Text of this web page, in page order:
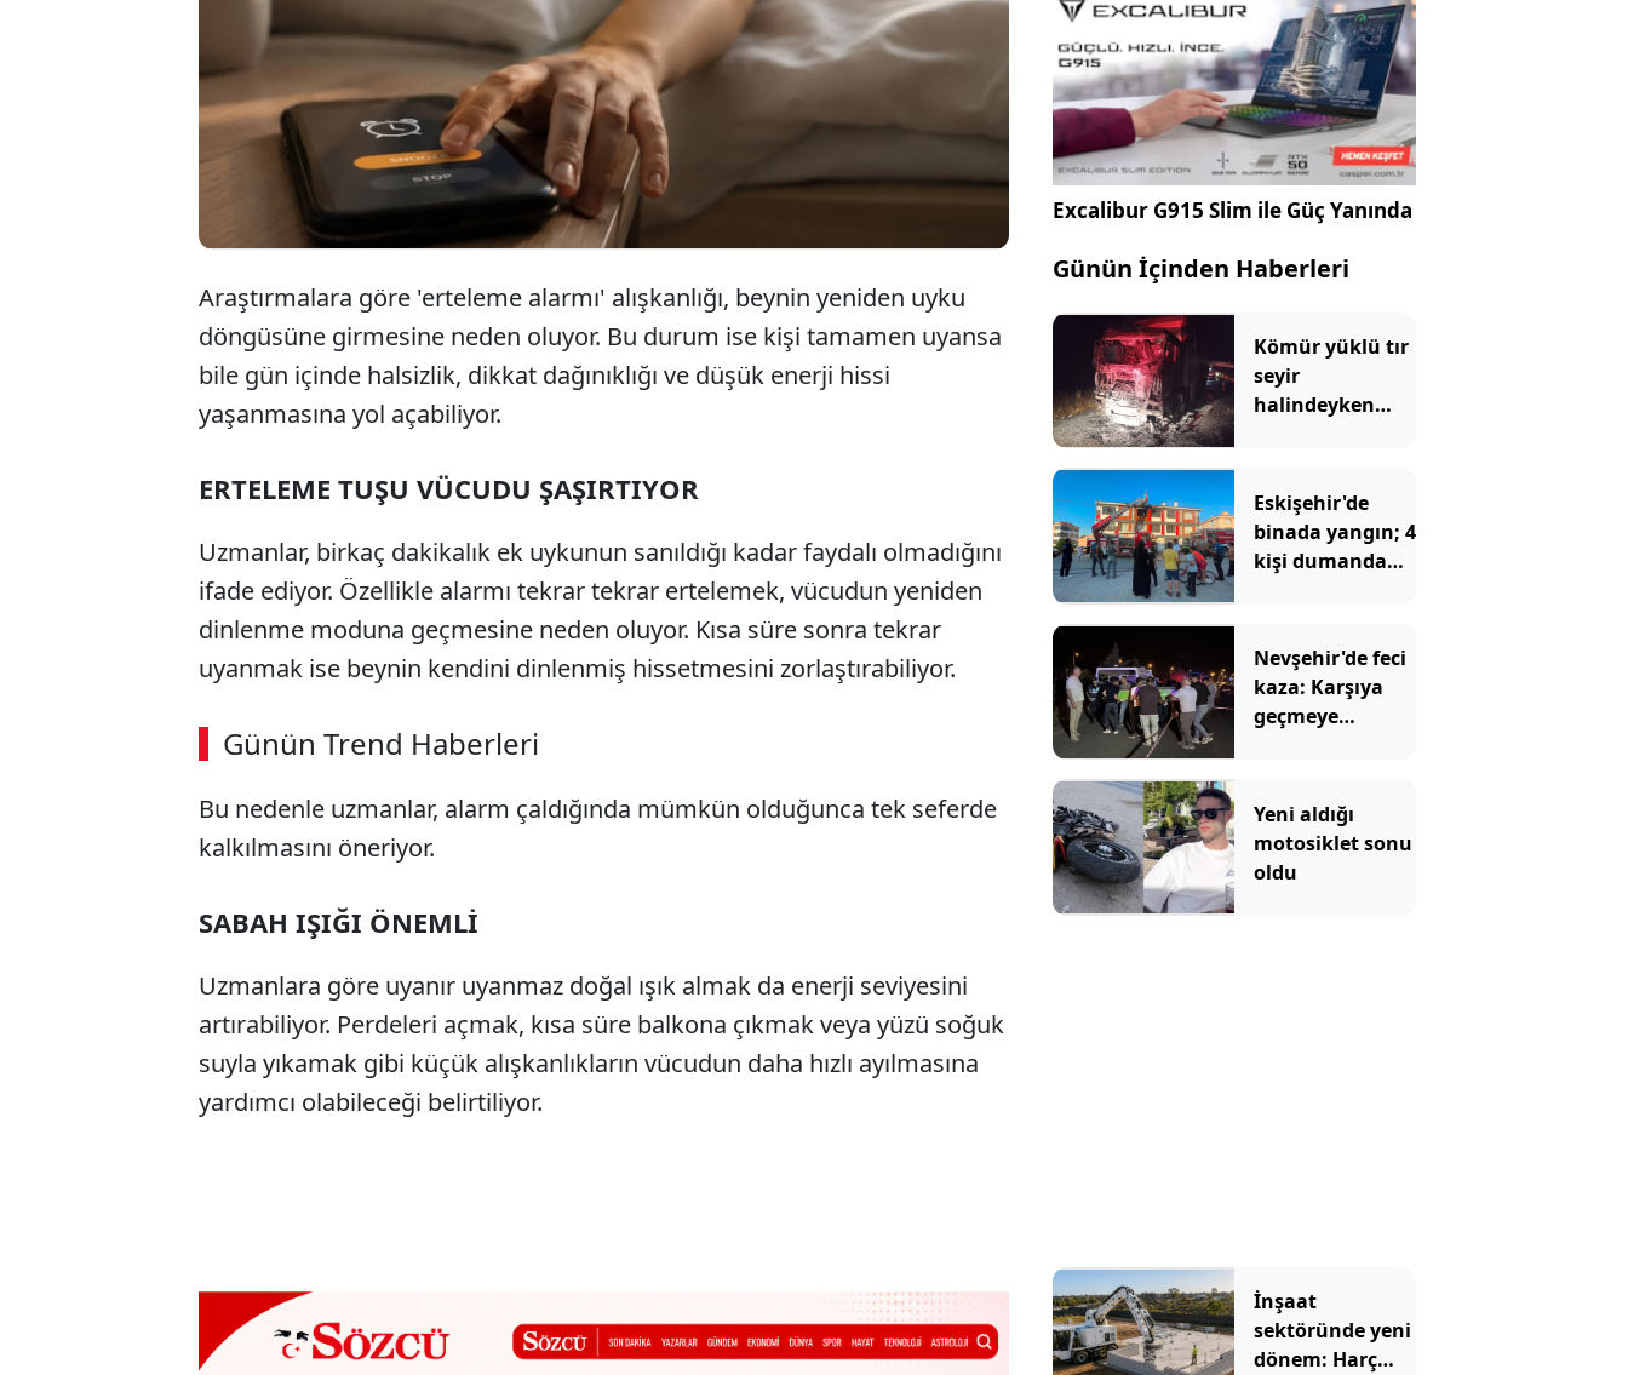
boyunca enerji seviyesini doğrudan etkileyebileceğini söylüyor.
Özellikle alarmı erteledikten sonra tekrar uyumaya çalışmanın,
vücudun biyolojik ritmini olumsuz etkileyebildiği belirtiliyor.
Araştırmalara göre 'erteleme alarmı' alışkanlığı, beynin yeniden uyku
döngüsüne girmesine neden oluyor. Bu durum ise kişi tamamen uyansa
bile gün içinde halsizlik, dikkat dağınıklığı ve düşük enerji hissi
yaşanmasına yol açabiliyor.
ERTELEME TUŞU VÜCUDU ŞAŞIRTIYOR
Uzmanlar, birkaç dakikalık ek uykunun sanıldığı kadar faydalı olmadığını
ifade ediyor. Özellikle alarmı tekrar tekrar ertelemek, vücudun yeniden
dinlenme moduna geçmesine neden oluyor. Kısa süre sonra tekrar
uyanmak ise beynin kendini dinlenmiş hissetmesini zorlaştırabiliyor.
Günün Trend Haberleri
Bu nedenle uzmanlar, alarm çaldığında mümkün olduğunca tek seferde
kalkılmasını öneriyor.
SABAH IŞIĞI ÖNEMLİ
Uzmanlara göre uyanır uyanmaz doğal ışık almak da enerji seviyesini
artırabiliyor. Perdeleri açmak, kısa süre balkona çıkmak veya yüzü soğuk
suyla yıkamak gibi küçük alışkanlıkların vücudun daha hızlı ayılmasına
yardımcı olabileceği belirtiliyor.
Excalibur G915 Slim ile Güç Yanında
Günün İçinden Haberleri
Kömür yüklü tır
seyir
halindeyken
Eskişehir'de
binada yangın; 4
kişi dumandan
Nevşehir'de feci
kaza: Karşıya
geçmeye
Yeni aldığı
motosiklet sonu
oldu
İnşaat
sektöründe yeni
dönem: Harç